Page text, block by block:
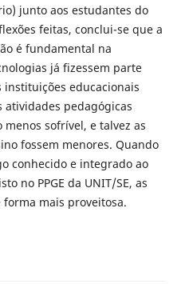
junto aos estudantes do
feitas, conclui-se que a
é fundamental na
já fizessem parte
educacionais
pedagógicas
sofrível, e talvez as
fossem menores. Quando
conhecido e integrado ao
no PPGE da UNIT/SE, as
mais proveitosa.